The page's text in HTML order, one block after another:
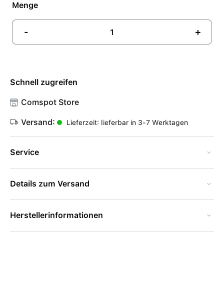
Menge
- +
Schnell zugreifen
Comspot Store
Versand: Lieferzeit: lieferbar in 3-7 Werktagen
Service
Details zum Versand
Herstellerinformationen